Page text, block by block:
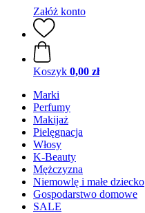
Załóż konto
Koszyk 0,00 zł
Marki
Perfumy
Makijaż
Pielęgnacja
Włosy
K-Beauty
Mężczyzna
Niemowlę i małe dziecko
Gospodarstwo domowe
SALE